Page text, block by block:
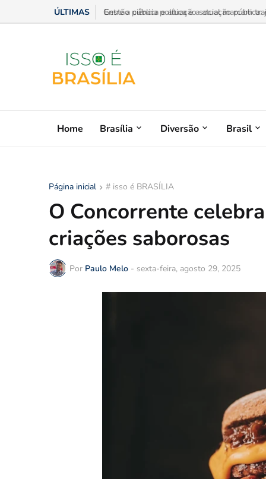
ÚLTIMAS Gestão pública e atuação social marcam
Home Brasília Diversão Brasil
Página inicial # isso é BRASÍLIA
O Concorrente
criações saborosas
Por Paulo Melo - sexta-feira, agosto 29, 2025